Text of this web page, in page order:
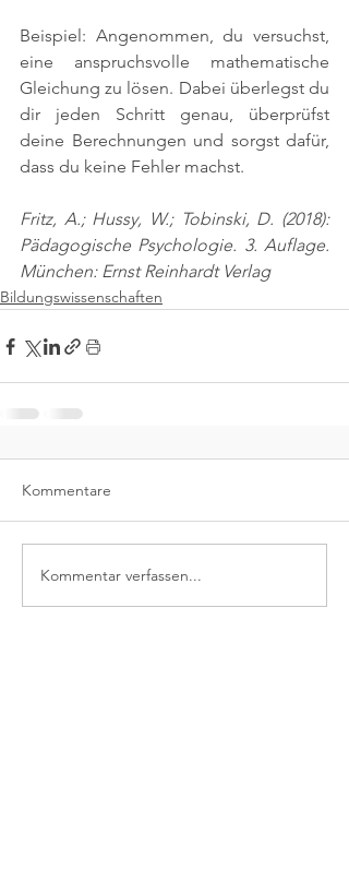
Beispiel: Angenommen, du versuchst,
eine anspruchsvolle mathematische
Gleichung zu lösen. Dabei überlegst du
dir jeden Schritt genau, überprüfst
deine Berechnungen und sorgst dafür,
dass du keine Fehler machst.
Fritz, A.; Hussy, W.; Tobinski, D. (2018):
Pädagogische Psychologie. 3. Auflage.
München: Ernst Reinhardt Verlag
Bildungswissenschaften
Kommentare
Kommentar verfassen...